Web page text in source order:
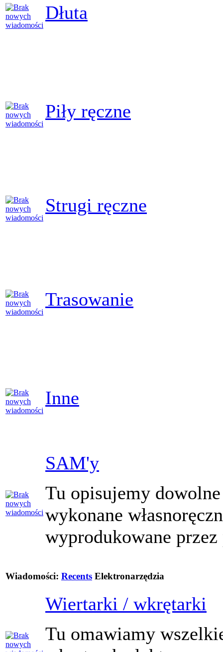
Dłuta
Piły ręczne
Strugi ręczne
Trasowanie
Inne
SAM'y
Tu opisujemy
wykonane
wyprodukowane
Wiadomości: Recents Elektronarzędzia
Wiertarki / wkrętarki
Tu omawiamy